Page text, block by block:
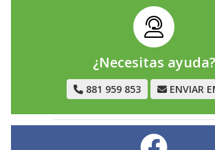
¿Necesitas ayuda?
881 959 853 ENVIAR